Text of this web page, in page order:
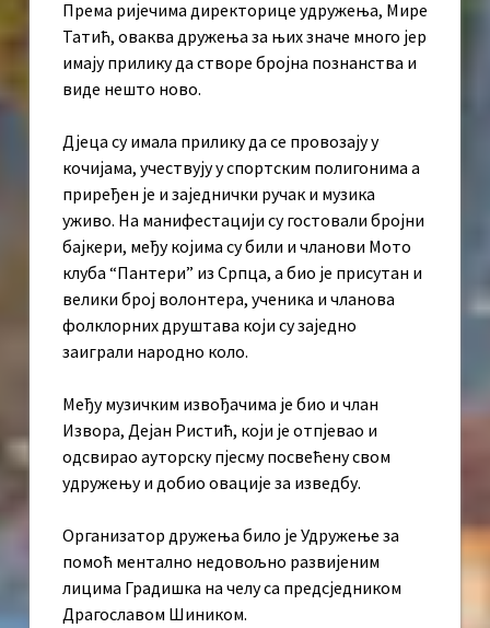
Према ријечима директорице удружења, Мире
Татић, оваква дружења за њих значе много јер
имају прилику да створе бројна познанства и
виде нешто ново.
Дјеца су имала прилику да се провозају у
кочијама, учествују у спортским полигонима а
приређен је и заједнички ручак и музика
уживо. На манифестацији су гостовали бројни
бајкери, међу којима су били и чланови Мото
клуба “Пантери” из Српца, а био је присутан и
велики број волонтера, ученика и чланова
фолклорних друштава који су заједно
заиграли народно коло.
Међу музичким извођачима је био и члан
Извора, Дејан Ристић, који је отпјевао и
одсвирао ауторску пјесму посвећену свом
удружењу и добио овације за изведбу.
Организатор дружења било је Удружење за
помоћ ментално недовољно развијеним
лицима Градишка на челу са предсједником
Драгославом Шиником.